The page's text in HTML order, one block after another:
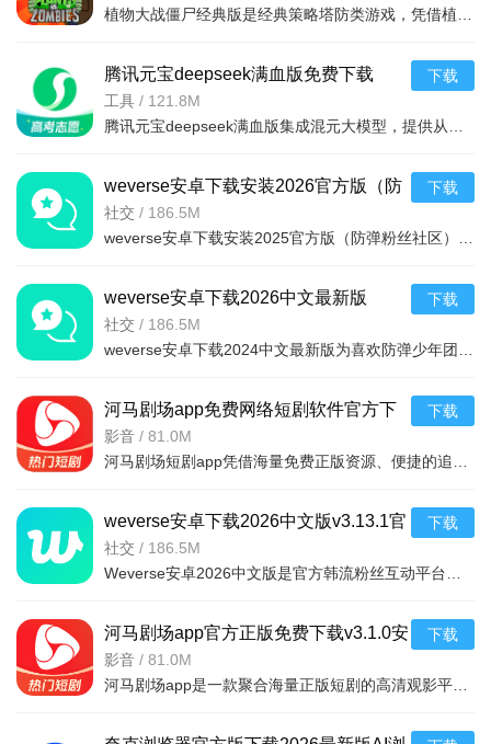
腾讯元宝deepseek满血版免费下载
v2.63.0安卓版
工具 / 121.8M
下载
weverse安卓下载安装2026官方版（防
弹粉丝社区）v3.13.1官方最新版
社交 / 186.5M
下载
weverse安卓下载2026中文最新版
v3.13.1最新安卓版
社交 / 186.5M
下载
河马剧场app免费网络短剧软件官方下
载v3.1.0安卓版
影音 / 81.0M
下载
weverse安卓下载2026中文版v3.13.1官
方安卓版
社交 / 186.5M
下载
河马剧场app官方正版免费下载v3.1.0安
卓版
影音 / 81.0M
下载